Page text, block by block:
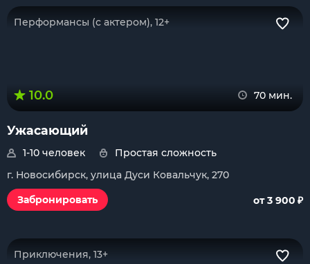
Перформансы (с актером), 12+
10.0 70 мин.
Ужасающий
1-10 человек
Простая сложность
г. Новосибирск, улица Дуси Ковальчук, 270
Забронировать
от 3 900 ₽
Приключения, 13+